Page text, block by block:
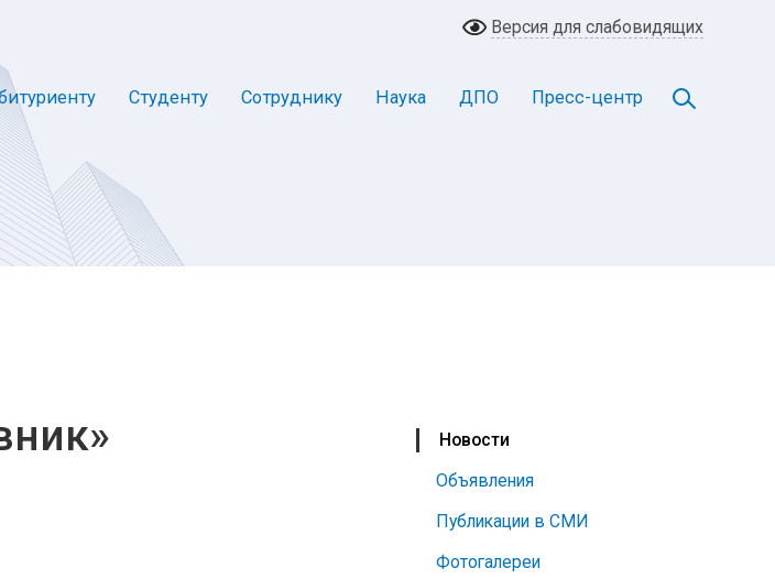
Версия для слабовидящих
Студенту Сотруднику Наука ДПО Пресс-центр
Новости
Объявления
Публикации в СМИ
Фотогалереи